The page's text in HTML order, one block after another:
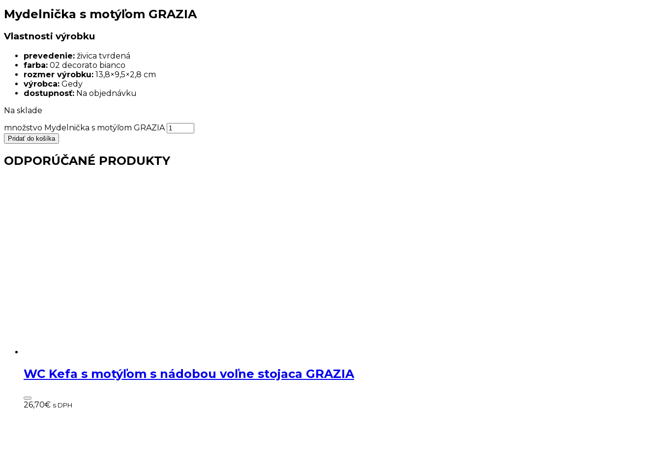
Mydelnička s motýľom GRAZIA
Vlastnosti výrobku
prevedenie: živica tvrdená
farba: 02 decorato bianco
rozmer výrobku: 13,8×9,5×2,8 cm
výrobca: Gedy
dostupnosť: Na objednávku
Na sklade
množstvo Mydelnička s motýľom GRAZIA
Pridať do košíka
ODPORÚČANÉ PRODUKTY
WC Kefa s motýľom s nádobou voľne stojaca GRAZIA
26,70€ s DPH